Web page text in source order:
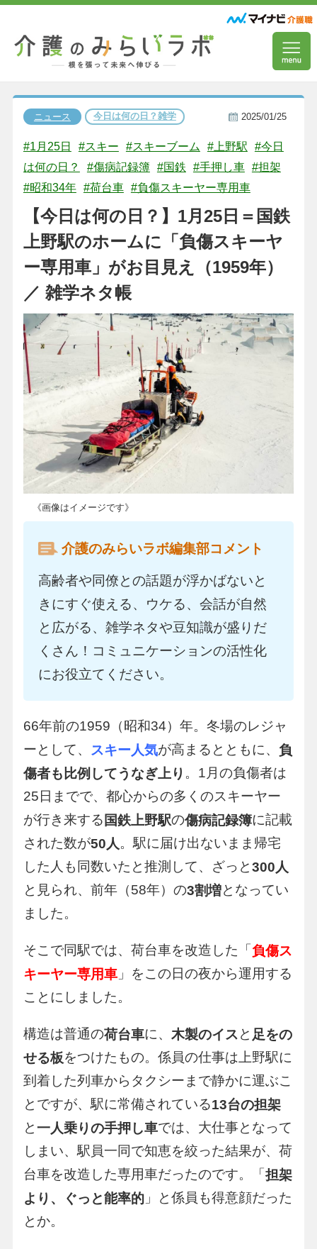
ニュース 今日は何の日？雑学 2025/01/25
#1月25日 #スキー #スキーブーム #上野駅
#今日
は何の日？
#傷病記録簿 #国鉄 #手押し車 #担架
#昭和34年 #荷台車 #負傷スキーヤー専用車
【今日は何の日？】1月25日＝国鉄
上野駅のホームに「負傷スキーヤ
ー専用車」がお目見え（1959年）
／ 雑学ネタ帳
《画像はイメージです》
介護のみらいラボ編集部コメント
高齢者や同僚との話題が浮かばないと
きにすぐ使える、ウケる、会話が自然
と広がる、雑学ネタや豆知識が盛りだ
くさん！コミュニケーションの活性化
にお役立てください。
66年前の1959（昭和34）年。冬場のレジャ
ーとして、 スキー人気が高まるとともに、 負
傷者も比例してうなぎ上り 。1月の負傷者は
25日までで、都心からの多くのスキーヤー
が行き来する 国鉄上野駅の傷病記録簿に記載
された数が50人 。駅に届け出ないまま帰宅
した人も同数いたと推測して、ざっと300人
と見られ、前年（58年）の3割増となってい
ました。
そこで同駅では、荷台車を改造した「負傷ス
キーヤー専用車」をこの日の夜から運用する
ことにしました。
構造は普通の荷台車に、 木製のイス と 足をの
せる板をつけたもの。係員の仕事は上野駅に
到着した列車からタクシーまで静かに運ぶこ
とですが、駅に常備されている13台の担架
と一人乗りの手押し車では、大仕事となって
しまい、駅員一同で知恵を絞った結果が、荷
台車を改造した専用車だったのです。「担架
より、ぐっと能率的」と係員も得意顔だった
とか。